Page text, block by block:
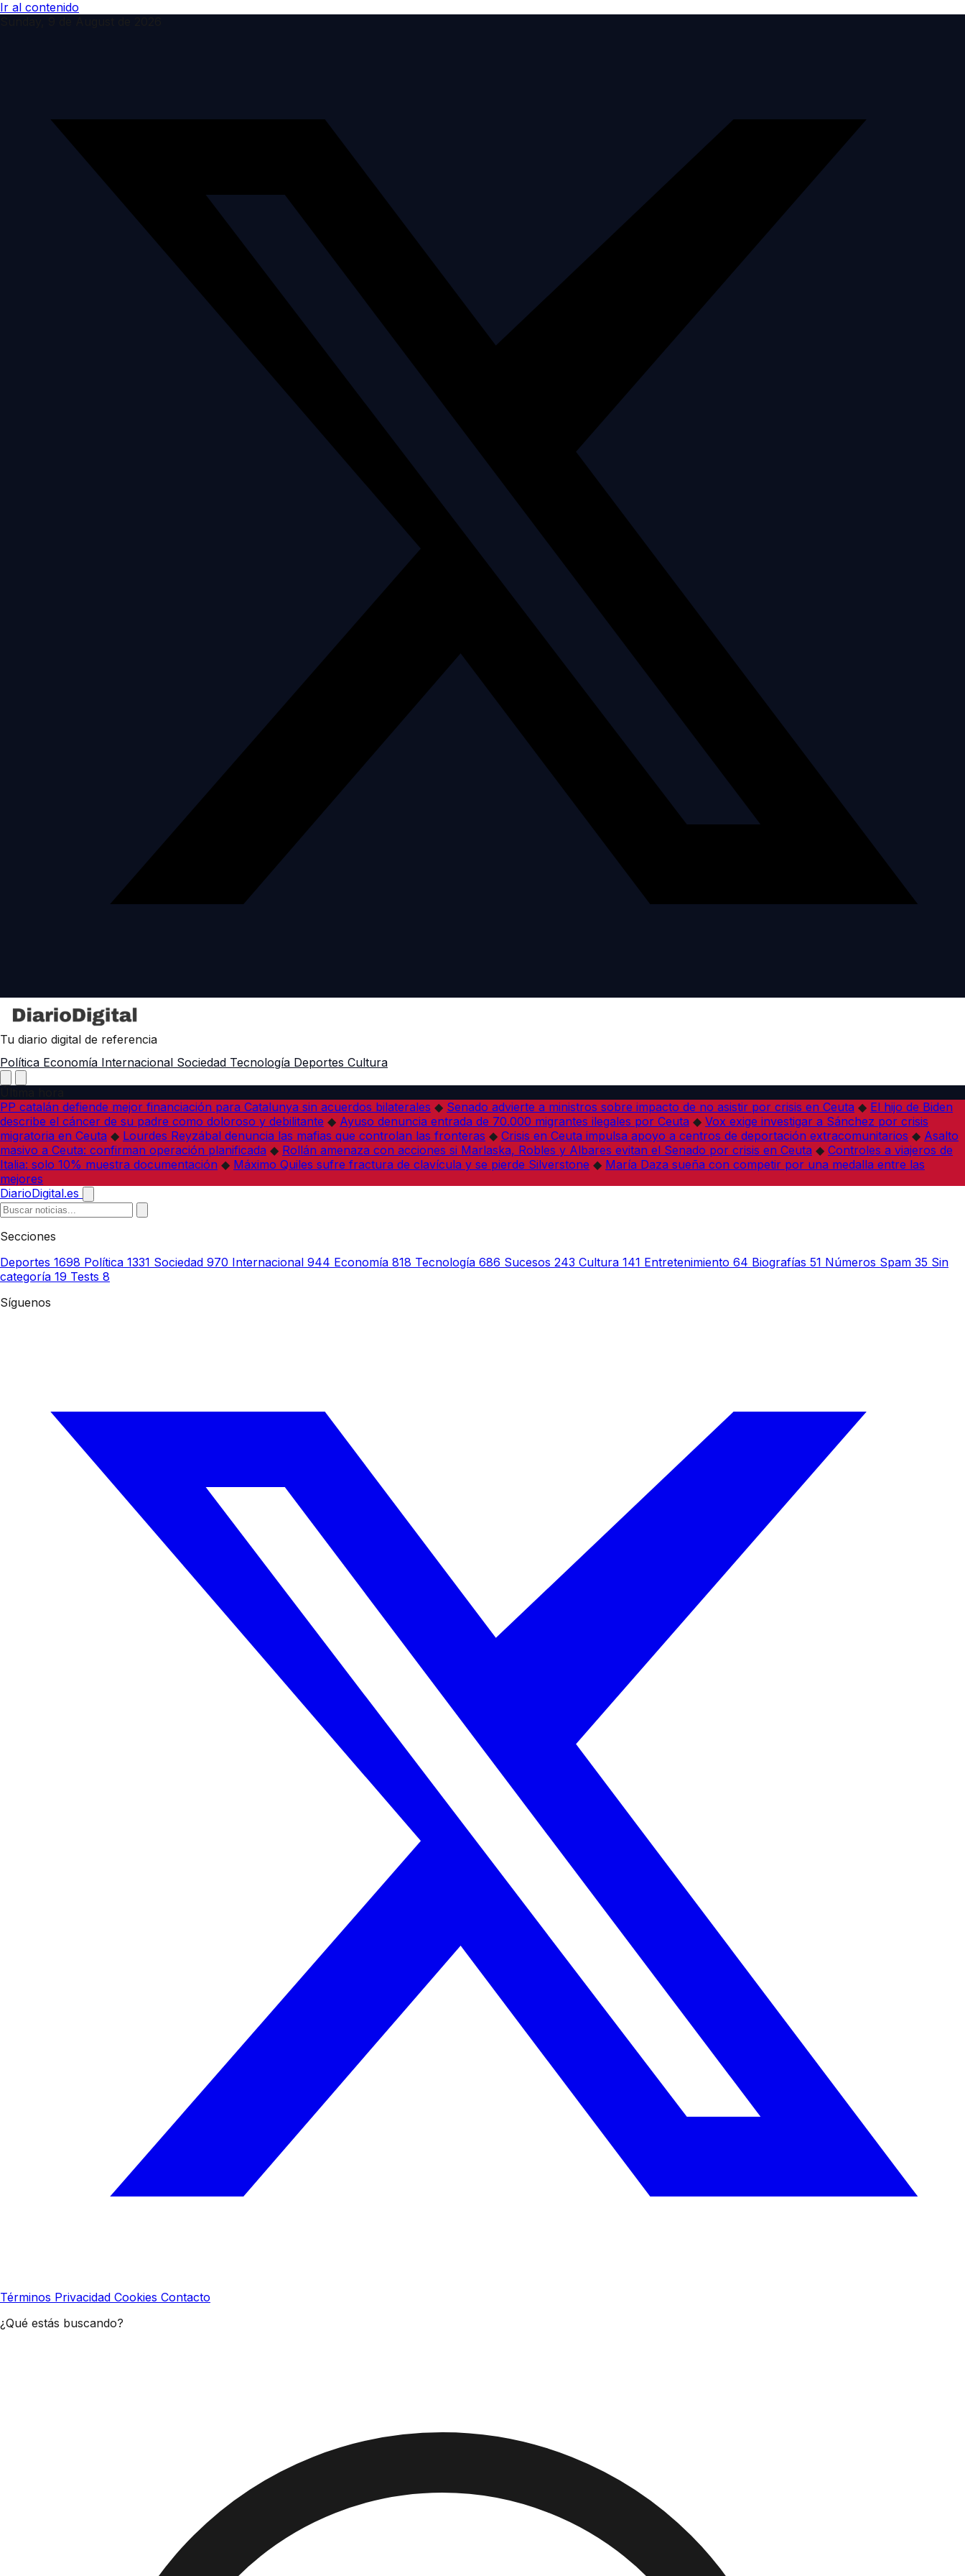
Ir al contenido
Tu diario digital de referencia
Política Economía Internacional Sociedad Tecnología Deportes Cultura
PP catalán defiende mejor financiación para Catalunya sin acuerdos bilaterales ◆ Senado advierte a ministros sobre impacto de no asistir por crisis en Ceuta ◆ El hijo de Biden
describe el cáncer de su padre como doloroso y debilitante ◆ Ayuso denuncia entrada de 70.000 migrantes ilegales por Ceuta ◆ Vox exige investigar a Sánchez por crisis
migratoria en Ceuta ◆ Lourdes Reyzábal denuncia las mafias que controlan las fronteras ◆ Crisis en Ceuta impulsa apoyo a centros de deportación extracomunitarios ◆ Asalto
masivo a Ceuta: confirman operación planificada ◆ Rollán amenaza con acciones si Marlaska, Robles y Albares evitan el Senado por crisis en Ceuta ◆ Controles a viajeros de
Italia: solo 10% muestra documentación ◆ Máximo Quiles sufre fractura de clavícula y se pierde Silverstone ◆ María Daza sueña con competir por una medalla entre las
mejores
DiarioDigital.es
Secciones
Deportes 1698 Política 1331 Sociedad 970 Internacional 944 Economía 818 Tecnología 686 Sucesos 243 Cultura 141 Entretenimiento 64 Biografías 51 Números Spam 35 Sin
categoría 19 Tests 8
Síguenos
Términos Privacidad Cookies Contacto
¿Qué estás buscando?